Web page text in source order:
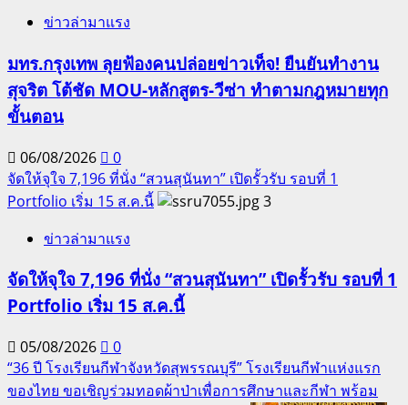
ข่าวล่ามาแรง
มทร.กรุงเทพ ลุยฟ้องคนปล่อยข่าวเท็จ! ยืนยันทำงาน
สุจริต โต้ชัด MOU-หลักสูตร-วีซ่า ทำตามกฎหมายทุก
ขั้นตอน
06/08/2026
0
จัดให้จุใจ 7,196 ที่นั่ง “สวนสุนันทา” เปิดรั้วรับ รอบที่ 1
Portfolio เริ่ม 15 ส.ค.นี้
3
ข่าวล่ามาแรง
จัดให้จุใจ 7,196 ที่นั่ง “สวนสุนันทา” เปิดรั้วรับ รอบที่ 1
Portfolio เริ่ม 15 ส.ค.นี้
05/08/2026
0
“36 ปี โรงเรียนกีฬาจังหวัดสุพรรณบุรี” โรงเรียนกีฬาแห่งแรก
ของไทย ขอเชิญร่วมทอดผ้าป่าเพื่อการศึกษาและกีฬา พร้อม